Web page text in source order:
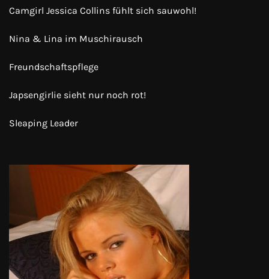
Camgirl Jessica Collins fühlt sich sauwohl!
Nina & Lina im Muschirausch
Freundschaftspflege
Japsengirlie sieht nur noch rot!
Sleaping Leader